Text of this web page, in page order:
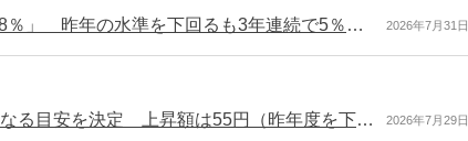
令和8年春闘の主要企業の賃上げ率 厚労省の集計では「5.18％」 昨年の水準を下回るも3年連続で5％台（厚労省） 2026年7月31日
令和8年度の地域別最低賃金改定 全国平均で時給1,176円となる目安を決定 上昇額は55円（昨年度を下回る） 2026年7月29日